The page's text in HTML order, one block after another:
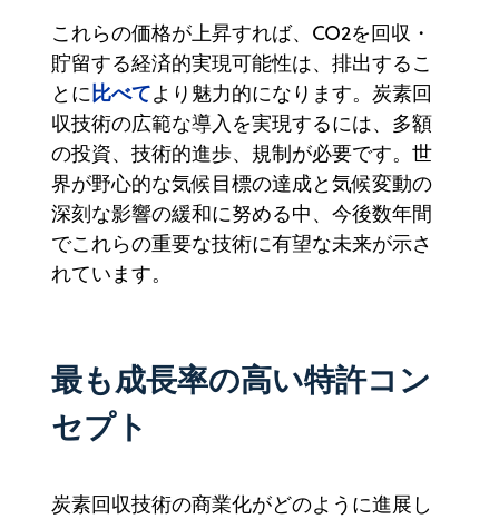
これらの価格が上昇すれば、CO2を回収・
貯留する経済的実現可能性は、排出するこ
とに比べてより魅力的になります。炭素回
収技術の広範な導入を実現するには、多額
の投資、技術的進歩、規制が必要です。世
界が野心的な気候目標の達成と気候変動の
深刻な影響の緩和に努める中、今後数年間
でこれらの重要な技術に有望な未来が示さ
れています。
最も成長率の高い特許コン
セプト
炭素回収技術の商業化がどのように進展し